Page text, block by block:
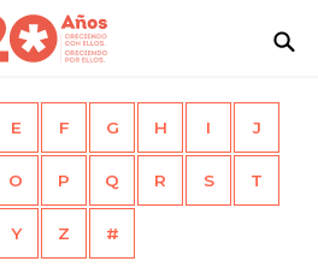
E F G H I J
O P Q R S T
Y Z #